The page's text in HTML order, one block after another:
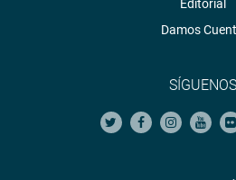
Editorial
Damos
SÍGUENOS